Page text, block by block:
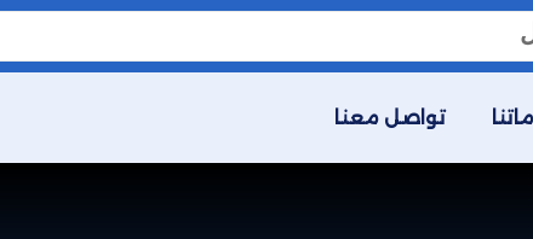
تواصل معنا